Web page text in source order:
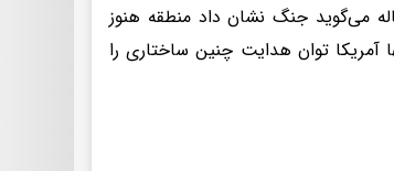
می‌گوید جنگ نشان داد منطقه هنوز
توان هدایت چنین ساختاری را